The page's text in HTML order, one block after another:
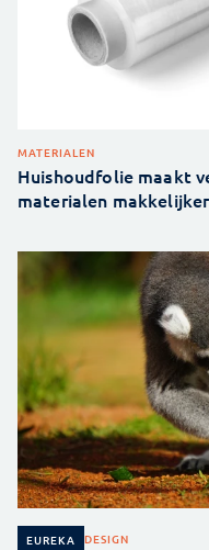
MATERIALEN
Huishoudfolie maakt
materialen makkelijker
EUREKA DESIGN